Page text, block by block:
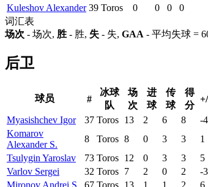
Kuleshov Alexander 39 Toros 0 0 0 0
词汇表
场次 - 场次, 胜 - 胜, 失 - 失, GAA - 平均失球 =
后卫
球员 #
冰球
队
场
次
进
球
传
球
得
分
Myasishchev Igor
37 Toros 13 2 6 8 -4
Komarov
Alexander S.
8 Toros 8 0 3 3 1
Tsulygin Yaroslav
73 Toros 12 0 3 3 5
Varlov Sergei
32 Toros 7 2 0 2 -3